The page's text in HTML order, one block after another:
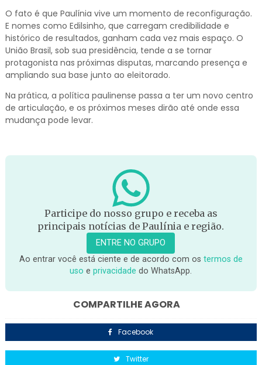
O fato é que Paulínia vive um momento de reconfiguração.
E nomes como Edilsinho, que carregam credibilidade e
histórico de resultados, ganham cada vez mais espaço. O
União Brasil, sob sua presidência, tende a se tornar
protagonista nas próximas disputas, marcando presença e
ampliando sua base junto ao eleitorado.
Na prática, a política paulinense passa a ter um novo centro
de articulação, e os próximos meses dirão até onde essa
mudança pode levar.
Participe do nosso grupo e receba as
principais notícias de Paulínia e região.
ENTRE NO GRUPO
Ao entrar você está ciente e de acordo com os termos de
uso eprivacidade do WhatsApp.
COMPARTILHE AGORA
Facebook
Twitter